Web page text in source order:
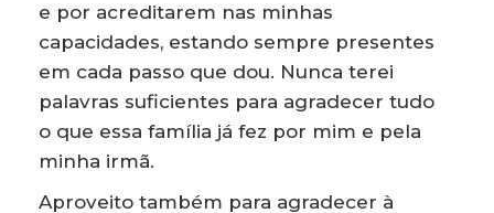
e por acreditarem nas minhas
capacidades, estando sempre presentes
em cada passo que dou. Nunca terei
palavras suficientes para agradecer tudo
o que essa família já fez por mim e pela
minha irmã.
Aproveito também para agradecer à